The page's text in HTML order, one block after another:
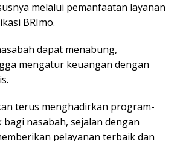
melalui pemanfaatan layanan
BRImo.
dapat menabung,
mengatur keuangan dengan
terus menghadirkan program-
nasabah, sejalan dengan
pelayanan terbaik dan